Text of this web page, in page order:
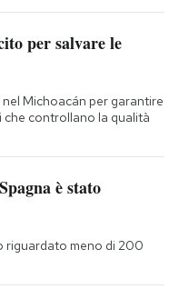
per salvare le
Michoacán per garantire
che controllano la qualità
è stato
riguardato meno di 200